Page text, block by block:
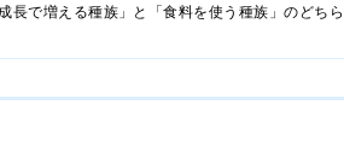
で増える種族」と「食料を使う種族」のどち